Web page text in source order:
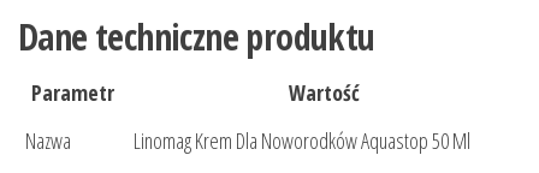
Dane techniczne produktu
Parametr
Wartość
Nazwa
Linomag Krem Dla Noworodków Aquastop 50 Ml